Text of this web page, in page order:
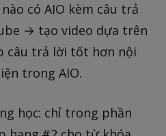
có AIO kèm câu trả
→ tạo video dựa trên
câu trả lời tốt hơn nội
trong AIO.
học: chỉ trong phần